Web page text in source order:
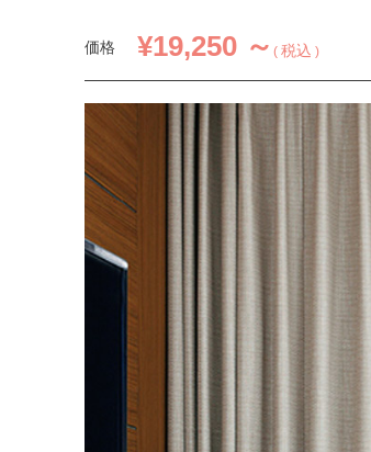
価格 ¥19,250 ～ 税込
カーテンの仕上がり幅に
対して1.5倍の生地を利
用し、上部を2つ山のヒ
りとした印象になるベー
シックなつまみです。